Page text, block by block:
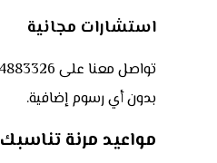
استشارات مجانية
بدون أي رسوم إضافية.
مواعيد مرنة تناسبك